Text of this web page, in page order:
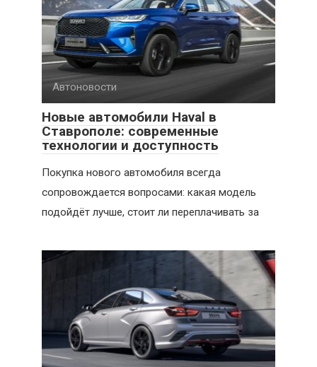
Автоновости
Новые автомобили Haval в
Ставрополе: современные
технологии и доступность
Покупка нового автомобиля всегда
сопровождается вопросами: какая модель
подойдёт лучше, стоит ли переплачивать за